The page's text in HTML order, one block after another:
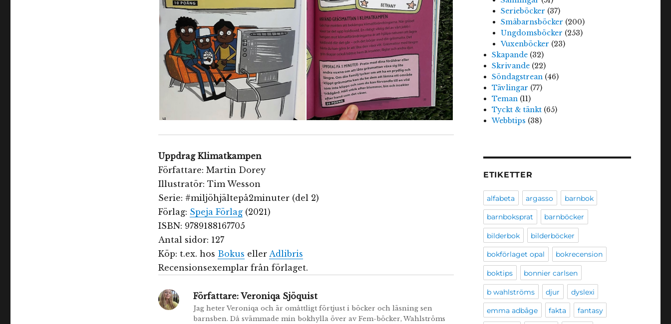
Uppdrag Klimatkampen
Författare: Martin Dorey
Illustratör: Tim Wesson
Serie: #miljöhjältepå2minuter (del 2)
Förlag: Speja Förlag(2021)
ISBN: 9789188167705
Antal sidor: 127
Köp: t.ex. hos Bokus eller Adlibris
Recensionsexemplar från förlaget.
Författare:Veroniqa Sjöquist
Jag heter Veroniqa och är omåttligt förtjust i böcker och läsning sen
barnsben. Då svämmade min bokhylla över av Fem-böcker, Wahlströms
Serieböcker (37)
Småbarnsböcker (200)
Ungdomsböcker (253)
Vuxenböcker (23)
Skapande (32)
Skrivande (22)
Söndagstrean (46)
Tävlingar (77)
Teman (11)
Tyckt & tänkt (65)
Webbtips (38)
ETIKETTER
alfabeta argasso barnbok
barnboksprat barnböcker
bilderbok bilderböcker
bokförlaget opal bokrecension
boktips bonnier carlsen
b wahlströms djur dyslexi
emma adbåge fakta fantasy